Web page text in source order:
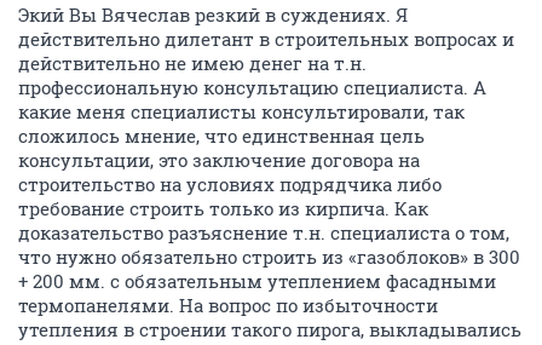
Экий Вы Вячеслав резкий в суждениях. Я
действительно дилетант в строительных вопросах и
действительно не имею денег на т.н.
профессиональную консультацию специалиста. А
какие меня специалисты консультировали, так
сложилось мнение, что единственная цель
консультации, это заключение договора на
строительство на условиях подрядчика либо
требование строить только из кирпича. Как
доказательство разъяснение т.н. специалиста о том,
что нужно обязательно строить из «газоблоков» в 300
+ 200 мм. с обязательным утеплением фасадными
термопанелями. На вопрос по избыточности
утепления в строении такого пирога, выкладывались